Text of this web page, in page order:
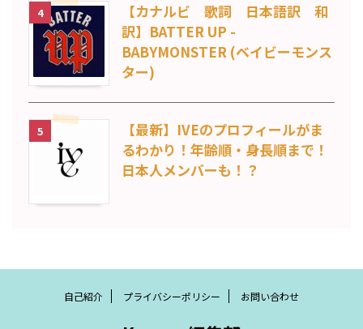
4
【カナルビ 歌詞 日本語訳 和
訳】BATTER UP -
BABYMONSTER (ベイビーモンス
ター)
5
【最新】IVEのプロフィールがま
るわかり！年齢順・身長順まで！
日本人メンバーも！？
自己紹介 プライバシーポリシー お問い合わせ